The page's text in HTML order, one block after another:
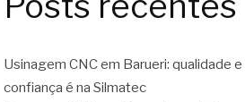
Usinagem CNC em Barueri: qualidade e
confiança é na Silmatec